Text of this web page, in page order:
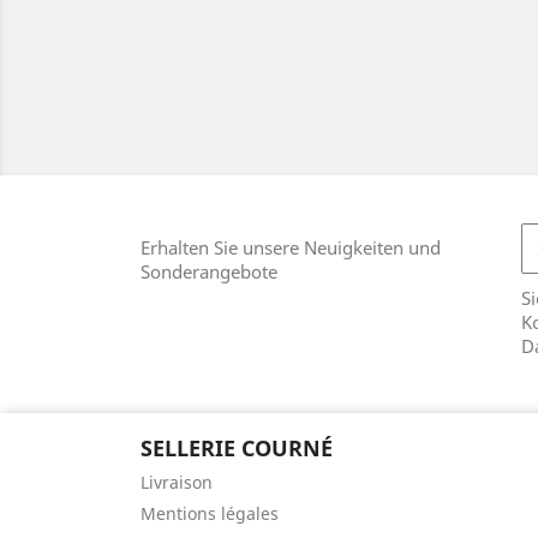
Erhalten Sie unsere Neuigkeiten und
Sonderangebote
SELLERIE COURNÉ
Livraison
Mentions légales